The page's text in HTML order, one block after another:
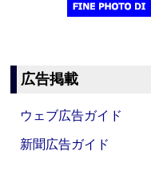
広告掲載
ウェブ広告ガイド
新聞広告ガイド